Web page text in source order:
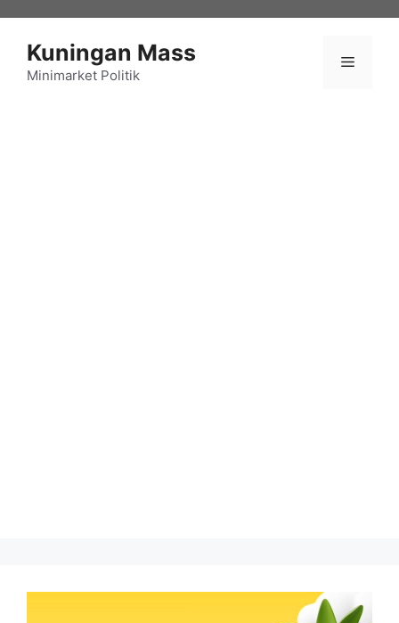
Kuningan Mass
Minimarket Politik
Menu